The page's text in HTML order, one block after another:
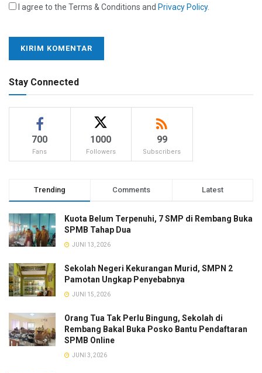
I agree to the Terms & Conditions and Privacy Policy.
Stay Connected
700
Fans
1000
Followers
99
Subscribers
Trending Comments Latest
Kuota Belum Terpenuhi, 7 SMP di Rembang Buka
SPMB Tahap Dua
JUNI 13, 2026
Sekolah Negeri Kekurangan Murid, SMPN 2
Pamotan Ungkap Penyebabnya
JUNI 15, 2026
Orang Tua Tak Perlu Bingung, Sekolah di
Rembang Bakal Buka Posko Bantu Pendaftaran
SPMB Online
JUNI 3, 2026